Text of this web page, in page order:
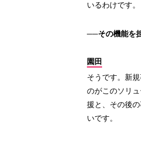
いるわけです。
──その機能を
園田
そうです。新
のがこのソリ
援と、その後
いです。